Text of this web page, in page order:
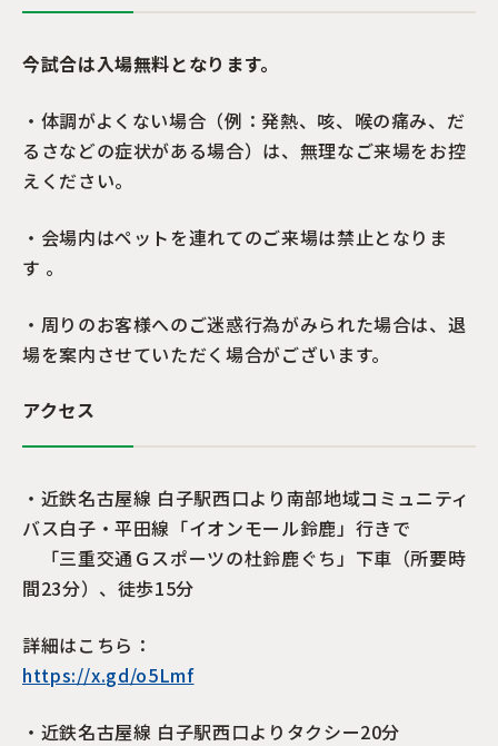
今試合は入場無料となります。
・体調がよくない場合（例：発熱、咳、喉の痛み、だ
るさなどの症状がある場合）は、無理なご来場をお控
えください。
・会場内はペットを連れてのご来場は禁止となりま
す 。
・周りのお客様へのご迷惑行為がみられた場合は、退
場を案内させていただく場合がございます。
アクセス
・近鉄名古屋線 白子駅西口より南部地域コミュニティ
バス白子・平田線「イオンモール鈴鹿」行きで
「三重交通Ｇスポーツの杜鈴鹿ぐち」下車（所要時
間23分）、徒歩15分
詳細はこちら：
https://x.gd/o5Lmf
・近鉄名古屋線 白子駅西口よりタクシー20分